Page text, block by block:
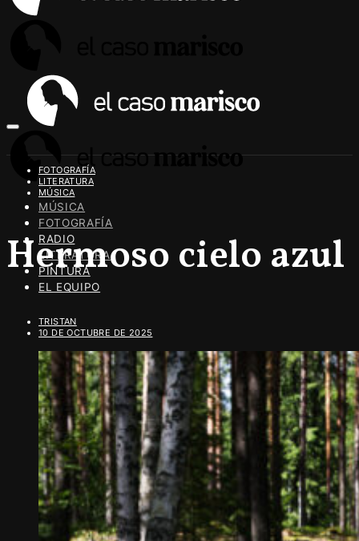
MÚSICA
FOTOGRAFÍA
RADIO
LITERATURA
PINTURA
EL EQUIPO
FOTOGRAFÍA
LITERATURA
MÚSICA
Hermoso cielo azul
TRISTAN
10 DE OCTUBRE DE 2025